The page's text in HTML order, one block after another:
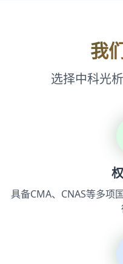
我
选择中科光
具备CMA、CNAS等多项